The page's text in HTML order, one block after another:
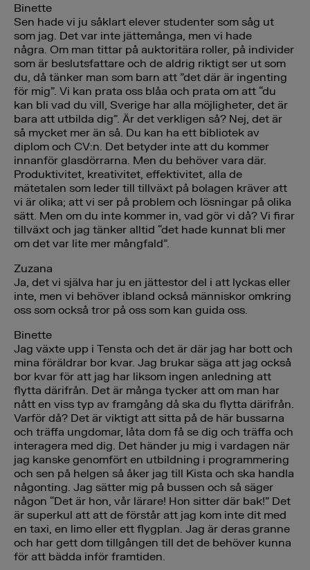
Binette
Sen hade vi ju såklart elever studenter som såg ut
som jag. Det var inte jättemånga, men vi hade
några. Om man tittar på auktoritära roller, på individer
som är beslutsfattare och de aldrig riktigt ser ut som
du, då tänker man som barn att ”det där är ingenting
för mig”. Vi kan prata oss blåa och prata om att “du
kan bli vad du vill, Sverige har alla möjligheter, det är
bara att utbilda dig”. Är det verkligen så? Nej, det är
så mycket mer än så. Du kan ha ett bibliotek av
diplom och CV:n. Det betyder inte att du kommer
innanför glasdörrarna. Men du behöver vara där.
Produktivitet, kreativitet, effektivitet, alla de
mätetalen som leder till tillväxt på bolagen kräver att
vi är olika; att vi ser på problem och lösningar på olika
sätt. Men om du inte kommer in, vad gör vi då? Vi firar
tillväxt och jag tänker alltid “det hade kunnat bli mer
om det var lite mer mångfald”.
Zuzana
Ja, det vi själva har ju en jättestor del i att lyckas eller
inte, men vi behöver ibland också människor omkring
oss som också tror på oss som kan guida oss.
Binette
Jag växte upp i Tensta och det är där jag har bott och
mina föräldrar bor kvar. Jag brukar säga att jag också
bor kvar för att jag har liksom ingen anledning att
flytta därifrån. Det är många tycker att om man har
nått en viss typ av framgång då ska du flytta därifrån.
Varför då? Det är viktigt att sitta på de här bussarna
och träffa ungdomar, låta dom få se dig och träffa och
interagera med dig. Det händer ju mig i vardagen när
jag kanske genomfört en utbildning i programmering
och sen på helgen så åker jag till Kista och ska handla
någonting. Jag sätter mig på bussen och så säger
någon “Det är hon, vår lärare! Hon sitter där bak!” Det
är superkul att att de förstår att jag kom inte dit med
en taxi, en limo eller ett flygplan. Jag är deras granne
och har gett dom tillgången till det de behöver kunna
för att bädda inför framtiden.